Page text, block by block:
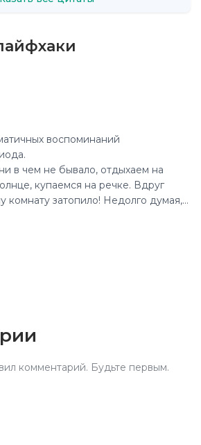
воспоминаний
в чем не бывало, отдыхаем на
купаемся на речке. Вдруг
комнату затопило! Недолго думая,
рисует страшные картины
на балкон.
комментарий. Будьте первым.